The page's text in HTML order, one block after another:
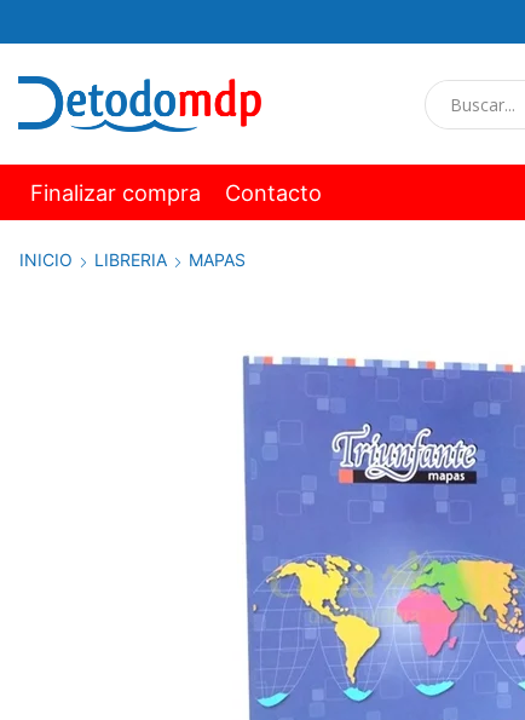
Finalizar compra Contacto
INICIO LIBRERIA MAPAS